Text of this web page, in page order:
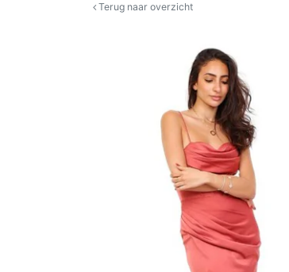
Terug naar overzicht